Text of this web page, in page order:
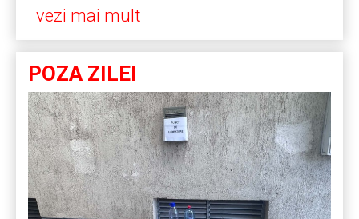
vezi mai mult
POZA ZILEI